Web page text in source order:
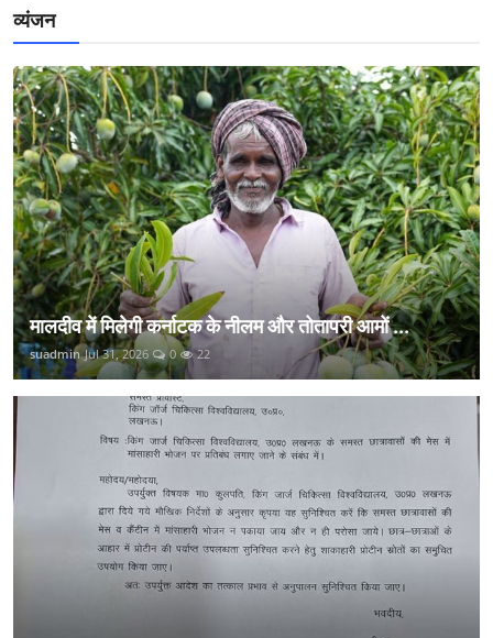
व्यंजन
मालदीव में मिलेगी कर्नाटक के नीलम और तोतापरी आमों ...
suadmin Jul 31, 2026 0 22